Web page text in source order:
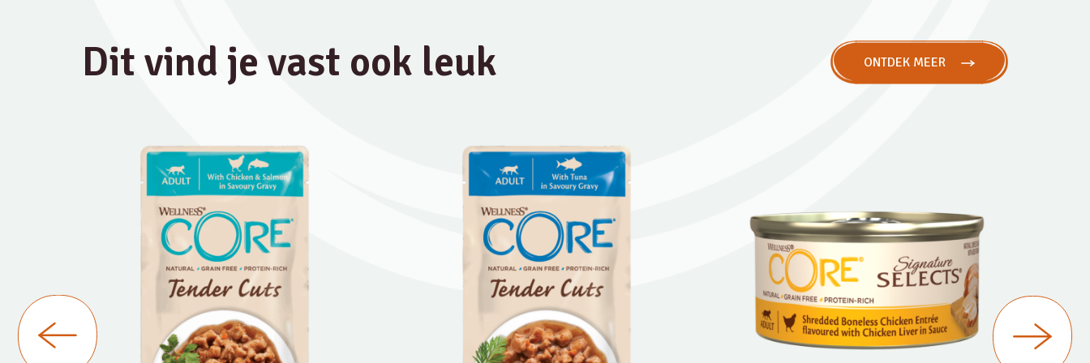
Dit vind je vast ook leuk ONTDEK MEER